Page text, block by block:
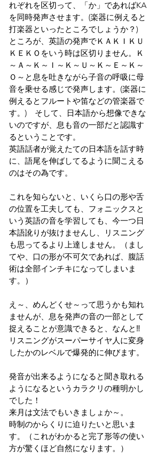
れぞれを区切って、「か」であればKA
を同時発声させます。(楽器に例えると
打楽器といったところでしょうか？)
ところが、英語の発声でＫＡＫＩＫＵ
ＫＥＫＯをいう時は区切りません。Ｋ
～Ａ～Ｋ～Ｉ～Ｋ～Ｕ～Ｋ～Ｅ～Ｋ～
Ｏ～と息を吐きながら子音の呼吸に母
音を乗せる感じで発声します。(楽器に
例えるとフルートや笛などの管楽器で
す。)　そして、日本語から想像できな
いのですが、息も音の一部だと認識す
るということです。
英語話者が覚えたての日本語を話す時
に、語尾を伸ばしてるように聞こえる
のはその為です。
これを知らないと、いくら口の形や舌
の位置を工夫しても、フォニックスと
いう英語の音を学習しても、今一つ日
本語訛りが抜けませんし、リスニング
も思ってるより上達しません。（まし
てや、口の形が不可欠であれば、腹話
術は全部インチキになってしまいま
す。）
え～、めんどくせ～って思うかも知れ
ませんが、息を発声の音の一部として
捉えることが意識できると、なんと‼
リスニングがスーパーサイヤ人に変身
したかのレベルで爆発的に伸びます。
発音が出来るようになると聞き取れる
ようになるというカラクリの種明かし
でした！
来月は文法でもいきましょか～。
時制のからくりに迫りたいと思いま
す。（これがわかると完了形等の使い
方が驚くほど自然になります。）